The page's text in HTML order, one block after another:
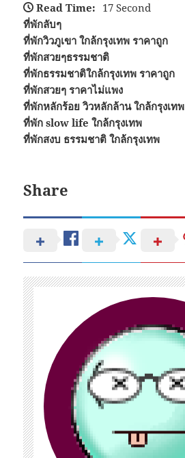
Read Time: 17 Second
ที่พักลับๆ
ที่พักวิวภูเขา ใกล้กรุงเทพ ราคาถูก
ที่พักสวยๆธรรมชาติ
ที่พักธรรมชาติใกล้กรุงเทพ ราคาถูก
ที่พักสวยๆ ราคาไม่แพง
ที่พักหลักร้อย วิวหลักล้าน ใกล้กรุงเทพ
ที่พัก slow life ใกล้กรุงเทพ
ที่พักสงบ ธรรมชาติ ใกล้กรุงเทพ
Share